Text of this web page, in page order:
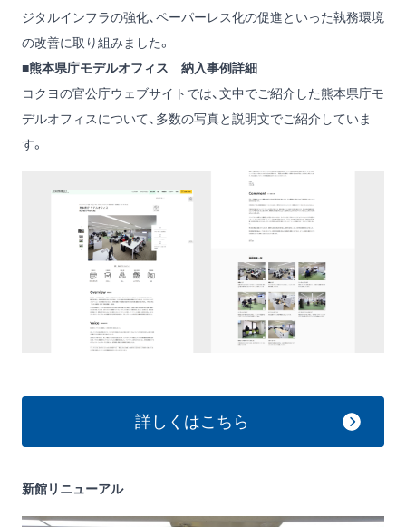
ジタルインフラの強化、ペーパーレス化の促進といった執務環境
の改善に取り組みました。
■熊本県庁モデルオフィス 納入事例詳細
コクヨの官公庁ウェブサイトでは、文中でご紹介した熊本県庁モ
デルオフィスについて、多数の写真と説明文でご紹介していま
す。
詳しくはこちら
新館リニューアル